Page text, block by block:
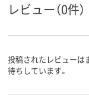
レビュー（0件）
投稿されたレビューは
待ちしています。